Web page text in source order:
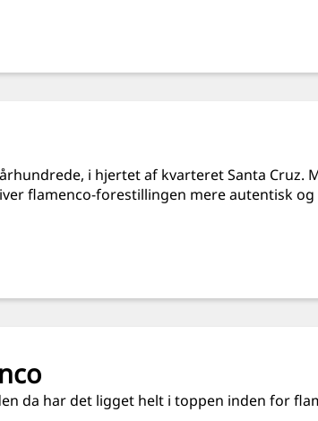
i hjertet af kvarteret Santa Cruz.
flamenco-forestillingen mere autentisk
da har det ligget helt i toppen inden for